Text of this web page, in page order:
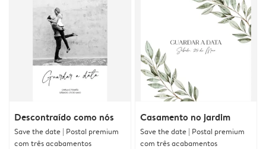
Descontraído como nós
Save the date | Postal premium
com três acabamentos
Casamento no jardim
Save the date | Postal premium
com três acabamentos